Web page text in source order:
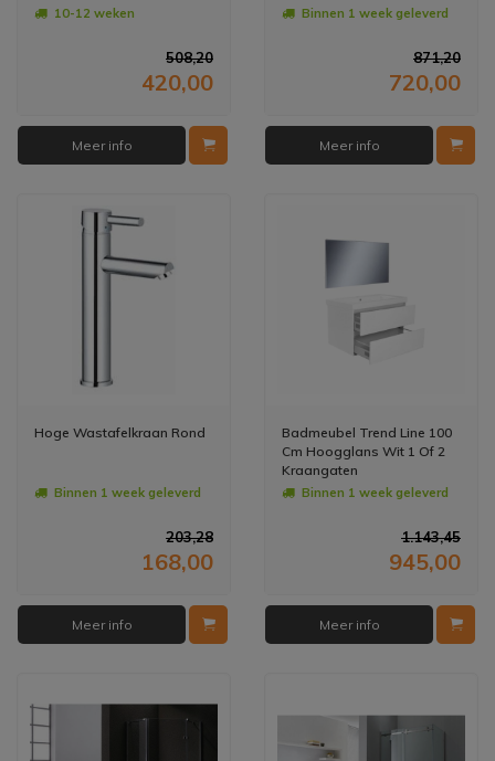
10-12 weken
508,20
420,00
Meer info
Binnen 1 week geleverd
871,20
720,00
Meer info
Hoge Wastafelkraan Rond
Binnen 1 week geleverd
203,28
168,00
Meer info
Badmeubel Trend Line 100
Cm Hoogglans Wit 1 Of 2
Kraangaten
Binnen 1 week geleverd
1.143,45
945,00
Meer info